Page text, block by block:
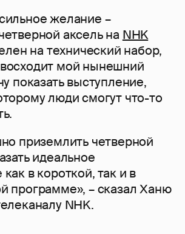
желание –
аксель на NHK
на технический набор,
мой нынешний
показать выступление,
люди смогут что-то
приземлить четверной
идеальное
в короткой, так и в
программе», – сказал Ханю
NHK.